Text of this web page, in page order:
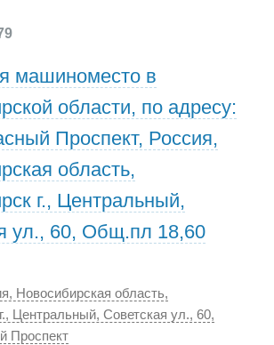
машиноместо в
области, по адресу:
Проспект, Россия,
область,
г., Центральный,
ул., 60, Общ.пл 18,60
Новосибирская область,
Центральный, Советская ул., 60,
Проспект